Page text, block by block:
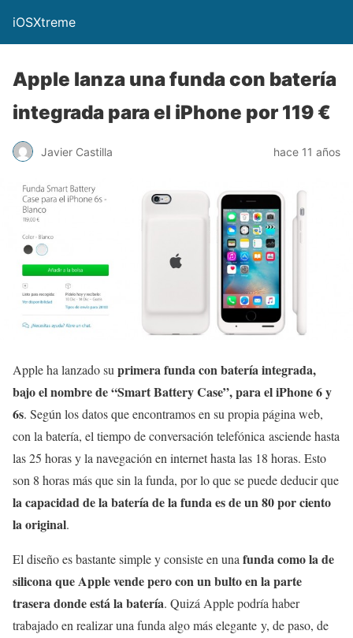
iOSXtreme
Apple lanza una funda con batería
integrada para el iPhone por 119 €
Javier Castilla hace 11 años
Apple ha lanzado suprimera funda con batería integrada,
bajo el nombre de “Smart Battery Case”, para el iPhone 6 y
6s. Según los datos que encontramos en su propia página web,
con la batería, el tiempo de conversación telefónica asciende hasta
las 25 horas y la navegación en internet hasta las 18 horas. Esto
son 8 horas más que sin la funda, por lo que se puede deducir que
la capacidad de la batería de la funda es de un 80 por ciento
la original.
El diseño es bastante simple y consiste en unafunda como la de
silicona que Apple vende pero con un bulto en la parte
trasera donde está la batería. Quizá Apple podría haber
trabajado en realizar una funda algo más elegante y, de paso, de